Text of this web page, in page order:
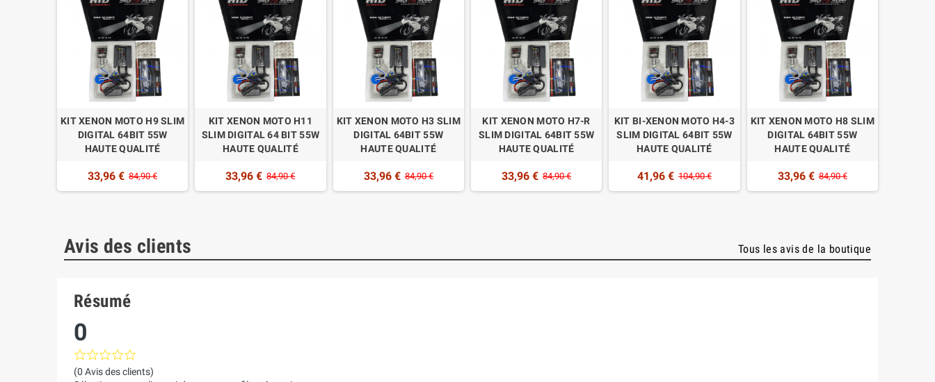
KIT XENON MOTO H9 SLIM
DIGITAL 64BIT 55W
HAUTE QUALITÉ
33,96 € 84,90 €
KIT XENON MOTO H11
SLIM DIGITAL 64 BIT 55W
HAUTE QUALITÉ
33,96 € 84,90 €
KIT XENON MOTO H3 SLIM
DIGITAL 64BIT 55W
HAUTE QUALITÉ
33,96 € 84,90 €
KIT XENON MOTO H7-R
SLIM DIGITAL 64BIT 55W
HAUTE QUALITÉ
33,96 € 84,90 €
KIT BI-XENON MOTO H4-3
SLIM DIGITAL 64BIT 55W
HAUTE QUALITÉ
41,96 € 104,90 €
KIT XENON MOTO H8 SLIM
DIGITAL 64BIT 55W
HAUTE QUALITÉ
33,96 € 84,90 €
Avis des clients Tous les avis de la boutique
Résumé
0
(0 Avis des clients)